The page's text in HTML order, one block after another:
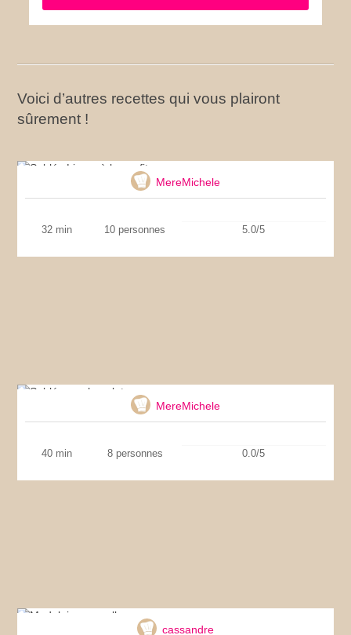
Voici d’autres recettes qui vous plairont
sûrement !
MereMichele
32 min 10 personnes 5.0/5
MereMichele
40 min 8 personnes 0.0/5
cassandre